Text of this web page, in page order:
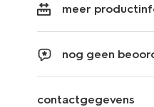
meer
nog geen
contactgegevens